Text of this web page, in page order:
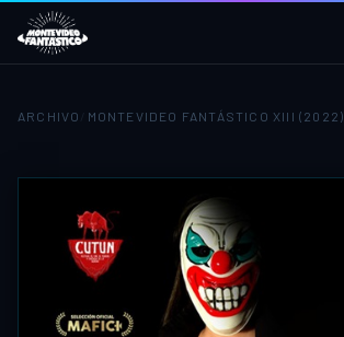
ARCHIVO MONTEVIDEO FANTÁSTICO XIII (2022)